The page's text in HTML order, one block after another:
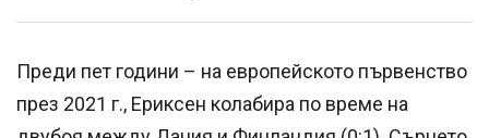
Преди пет години – на европейското първенство
през 2021 г., Ериксен колабира по време на